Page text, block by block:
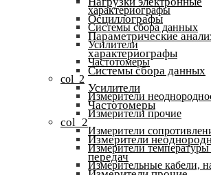
характериографы
Системы сбора данных
Усилители
Частотомеры
col_2
Измерители
Измерители прочие
Измерители
Измерители
Измерительные кабели,
Осциллографы
Параметрические
характериографы
Системы сбора данных
Усилители
Частотомеры
col_2
Измерители
передач